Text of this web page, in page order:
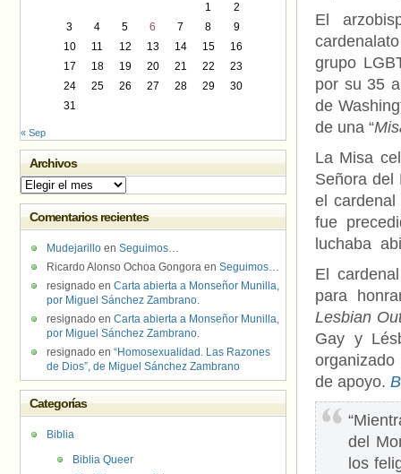
El
grupo
por su 35
de
de una “
La Misa
Señora del
el
fue
luchaba
El
para
Lesbian
Gay y
de apoyo.
del
los
1
2
3
4 5 6 7 8
9
10
11 12 13 14 15
16
17
18 19 20 21 22
23
24
25 26 27 28 29
30
31
« Sep
Archivos
Archivos
Comentarios recientes
Mudejarillo en Seguimos…
Ricardo Alonso Ochoa Gongora en Seguimos…
resignado en Carta abierta a Monseñor Munilla,
por Miguel Sánchez Zambrano.
resignado en Carta abierta a Monseñor Munilla,
por Miguel Sánchez Zambrano.
resignado en “Homosexualidad. Las Razones
de Dios”, de Miguel Sánchez Zambrano
Categorías
Biblia
Biblia Queer